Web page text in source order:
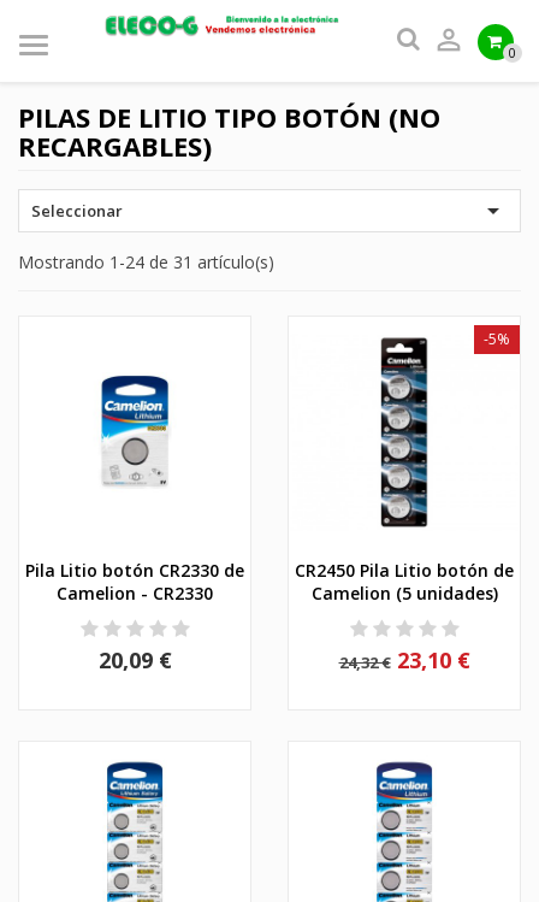
 0
PILAS DE LITIO TIPO BOTÓN (NO
RECARGABLES)
Seleccionar 
Mostrando 1-24 de 31 artículo(s)
Pila Litio botón CR2330 de
Camelion - CR2330
20,09 €
CR2450 Pila Litio botón de
Camelion (5 unidades)
24,32 €
-5%
23,10 €